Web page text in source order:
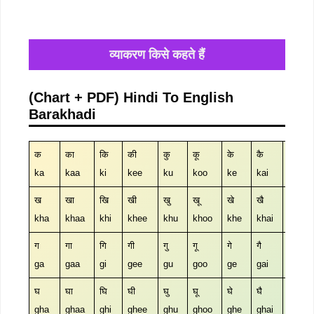
व्याकरण किसे कहते हैं
(Chart + PDF) Hindi To English
Barakhadi
क
ka
का
kaa
कि
ki
की
kee
कु
ku
कू
koo
के
ke
कै
kai
ख
kha
खा
khaa
खि
khi
खी
khee
खु
khu
खू
khoo
खे
khe
खै
khai
ग
ga
गा
gaa
गि
gi
गी
gee
गु
gu
गू
goo
गे
ge
गै
gai
घ
gha
घा
ghaa
घि
ghi
घी
ghee
घु
ghu
घू
ghoo
घे
ghe
घै
ghai